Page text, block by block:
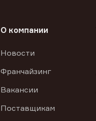
О компании
Новости
Франчайзинг
Вакансии
Поставщикам